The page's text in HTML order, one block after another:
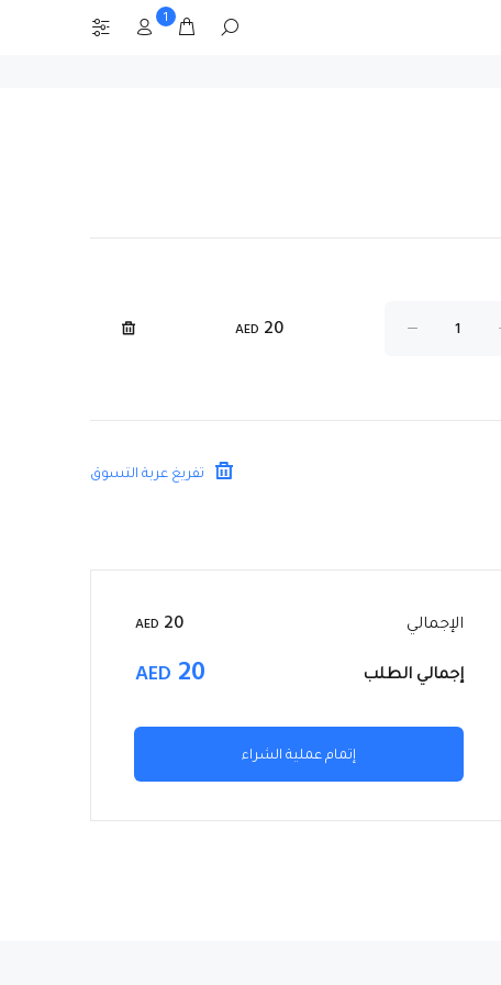
1
20
AED
تفريغ عربة التسوق
الإجمالي 20
AED
إجمالي الطلب 20
AED
إتمام عملية الشراء